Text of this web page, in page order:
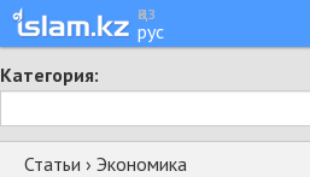
қаз
рус
Категория:
Статьи › Экономика